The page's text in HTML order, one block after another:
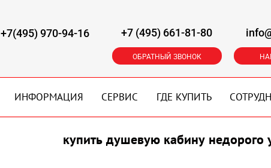
+7(495) 970-94-16 +7 (495) 661-81-80
ОБРАТНЫЙ ЗВОНОК
ИНФОРМАЦИЯ СЕРВИС ГДЕ КУПИТЬ
купить душевую кабину недорого